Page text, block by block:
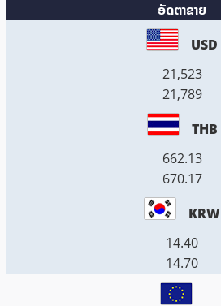
ອັດຕາຂາຍ
USD
21,523
21,789
THB
662.13
670.17
KRW
14.40
14.70